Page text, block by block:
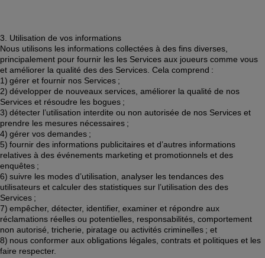
3. Utilisation de vos informations
Nous utilisons les informations collectées à des fins diverses,
principalement pour fournir les les Services aux joueurs comme vous
et améliorer la qualité des des Services. Cela comprend :
1) gérer et fournir nos Services ;
2) développer de nouveaux services, améliorer la qualité de nos
Services et résoudre les bogues ;
3) détecter l’utilisation interdite ou non autorisée de nos Services et
prendre les mesures nécessaires ;
4) gérer vos demandes ;
5) fournir des informations publicitaires et d’autres informations
relatives à des événements marketing et promotionnels et des
enquêtes ;
6) suivre les modes d’utilisation, analyser les tendances des
utilisateurs et calculer des statistiques sur l’utilisation des des
Services ;
7) empêcher, détecter, identifier, examiner et répondre aux
réclamations réelles ou potentielles, responsabilités, comportement
non autorisé, tricherie, piratage ou activités criminelles ; et
8) nous conformer aux obligations légales, contrats et politiques et les
faire respecter.